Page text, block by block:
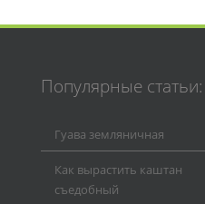
Популярные статьи:
Гуава земляничная
Как вырастить каштан
съедобный